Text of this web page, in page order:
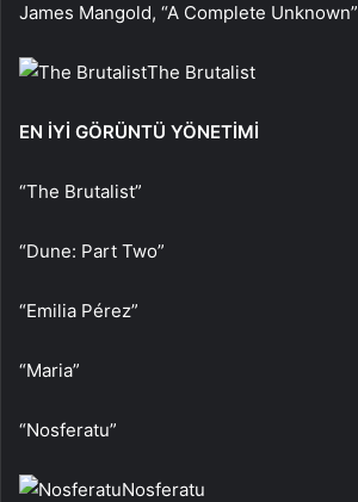
James Mangold, “A Complete Unknown”
The Brutalist
EN İYİ GÖRÜNTÜ YÖNETİMİ
“The Brutalist”
“Dune: Part Two”
“Emilia Pérez”
“Maria”
“Nosferatu”
Nosferatu